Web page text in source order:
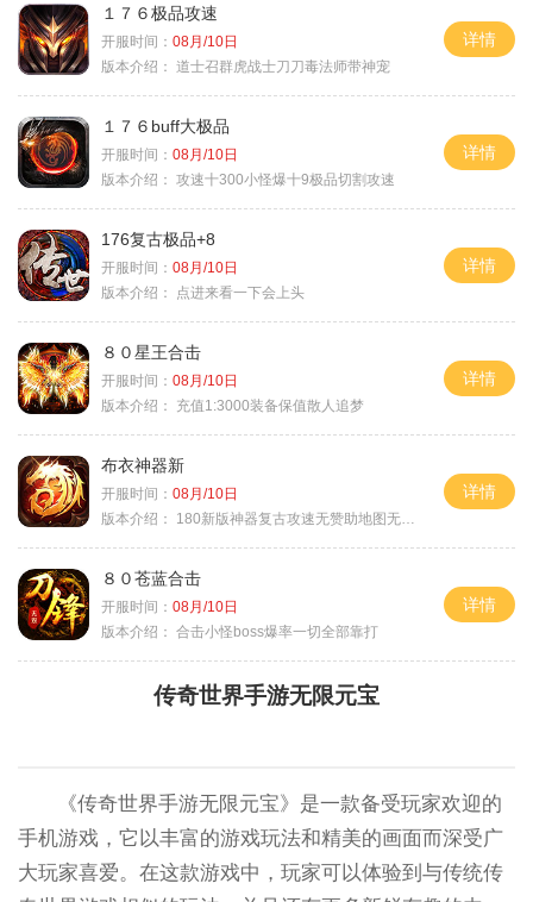
１７６极品攻速
开服时间： 08月/10日
版本介绍： 道士召群虎战士刀刀毒法师带神宠
详情
１７６buff大极品
开服时间： 08月/10日
版本介绍： 攻速十300小怪爆十9极品切割攻速
详情
176复古极品+8
开服时间： 08月/10日
版本介绍：
点进来看一下会上头
详情
８０星王合击
开服时间： 08月/10日
版本介绍：
充值1:3000装备保值散人追梦
详情
布衣神器新
开服时间： 08月/10日
版本介绍：
180新版神器复古攻速无赞助地图无排行
详情
８０苍蓝合击
开服时间： 08月/10日
版本介绍： 合击小怪boss爆率一切全部靠打
详情
传奇世界手游无限元宝
《传奇世界手游无限元宝》是一款备受玩家欢迎的
手机游戏，它以丰富的游戏玩法和精美的画面而深受广
大玩家喜爱。在这款游戏中，玩家可以体验到与传统传